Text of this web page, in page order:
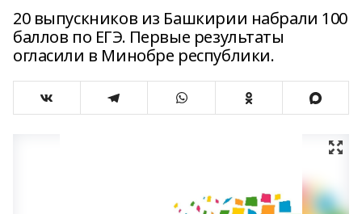
20 выпускников из Башкирии набрали 100
баллов по ЕГЭ. Первые результаты
огласили в Минобре республики.